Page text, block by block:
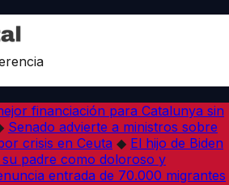
financiación para Catalunya sin
Senado advierte a ministros sobre
crisis en Ceuta ◆ El hijo de Biden
padre como doloroso y
entrada de 70.000 migrantes